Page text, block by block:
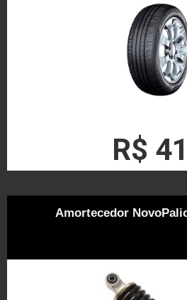
R$
Amortecedor